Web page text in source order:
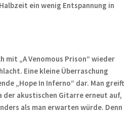
ein wenig Entspannung in
mit „A Venomous Prison“ wieder
Eine kleine Überraschung
„Hope In Inferno“ dar. Man greift
der akustischen Gitarre erneut auf,
als man erwarten würde. Denn